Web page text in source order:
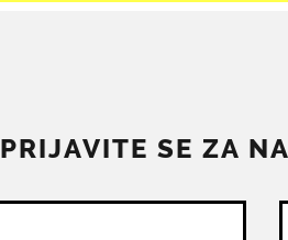
PRIJAVITE SE ZA